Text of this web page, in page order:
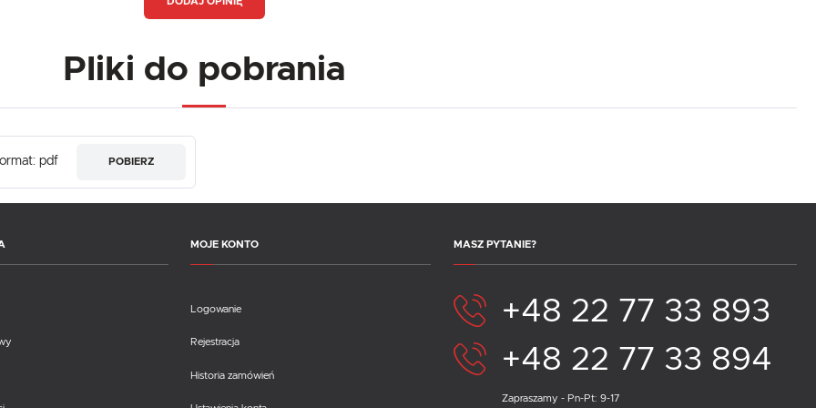
Pliki do pobrania
pdf POBIERZ
MOJE KONTO
Logowanie
Rejestracja
Historia zamówień
MASZ PYTANIE?
+48 22 77 33 893
+48 22 77 33 894
Zapraszamy - Pn-Pt: 9-17